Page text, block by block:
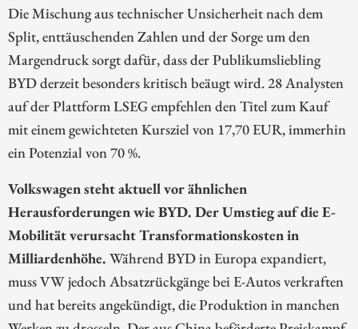
Die Mischung aus technischer Unsicherheit nach dem
Split, enttäuschenden Zahlen und der Sorge um den
Margendruck sorgt dafür, dass der Publikumsliebling
BYD derzeit besonders kritisch beäugt wird. 28 Analysten
auf der Plattform LSEG empfehlen den Titel zum Kauf
mit einem gewichteten Kursziel von 17,70 EUR, immerhin
ein Potenzial von 70 %.
Volkswagen steht aktuell vor ähnlichen
Herausforderungen wie BYD. Der Umstieg auf die E-
Mobilität verursacht Transformationskosten in
Milliardenhöhe. Während BYD in Europa expandiert,
muss VW jedoch Absatzrückgänge bei E-Autos verkraften
und hat bereits angekündigt, die Produktion in manchen